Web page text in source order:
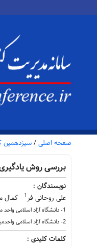
صفحه اصلی /سیزدهمین
بررسی روش
نویسندگان :
علی روحانی فر 1 کمال
1- دانشگاه آزاد اسلامی واحد میبد
2- دانشگاه آزاد اسلامی واحدمیبد
کلمات کلیدی :